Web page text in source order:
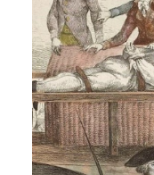
BOUTIQUE